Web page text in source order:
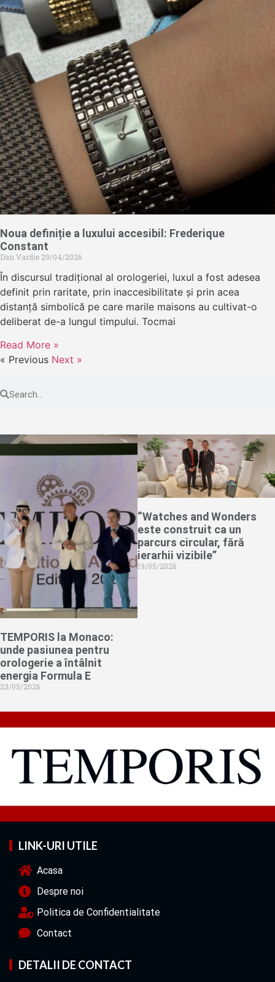
Noua definiție a luxului accesibil: Frederique
Constant
Dan Vardie 29/04/2026
În discursul tradițional al orologeriei, luxul a fost adesea
definit prin raritate, prin inaccesibilitate și prin acea
distanță simbolică pe care marile maisons au cultivat-o
deliberat de-a lungul timpului. Tocmai
Read More »
« Previous Next »
TEMPORIS la Monaco:
unde pasiunea pentru
orologerie a întâlnit
energia Formula E
23/05/2026
“Watches and Wonders
este construit ca un
parcurs circular, fără
ierarhii vizibile”
19/05/2026
LINK-URI UTILE
Acasa
Despre noi
Politica de Confidentialitate
Contact
DETALII DE CONTACT